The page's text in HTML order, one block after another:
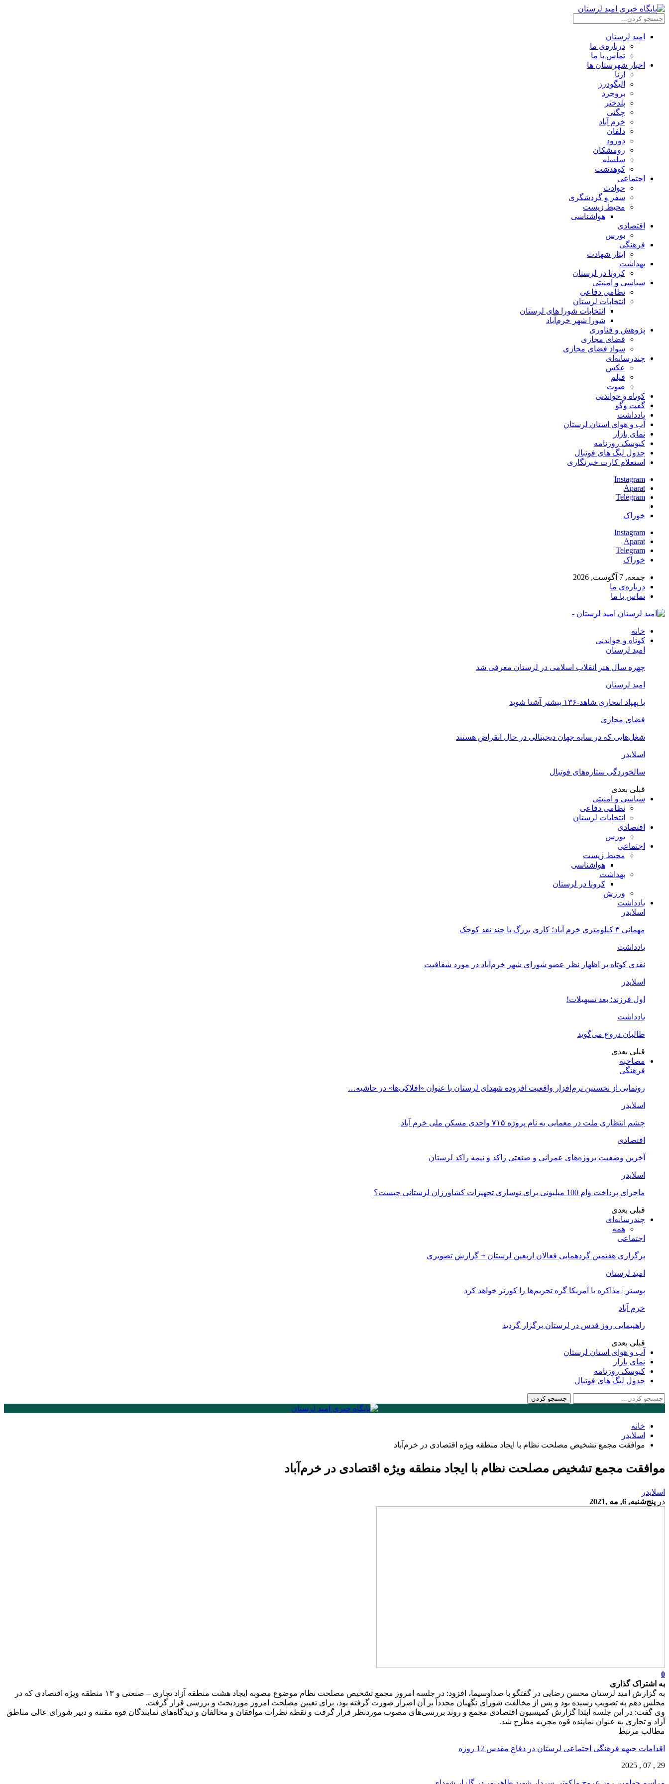
امید لرستان
درباره‌ی ما
تماس با ما
اخبار شهرستان ها
ازنا
الیگودرز
بروجرد
پلدختر
چگنی
خرم آباد
دلفان
دورود
رومشکان
سلسله
کوهدشت
اجتماعی
حوادث
سفر و گردشگری
محیط زیست
هواشناسی
اقتصادی
بورس
فرهنگی
ایثار شهادت
بهداشت
کرونا در لرستان
سیاسی و امنیتی
نظامی دفاعی
انتخابات لرستان
انتخابات شورا های لرستان
شورا شهر خرم‌آباد
پژوهش و فناوری
فضای مجازی
سواد فضای مجازی
چندرسانه‌ای
عكس
فیلم
صوت
کوتاه و خواندنی
گفت وگو
یادداشت
آب و هوای استان لرستان
نمای بازار
کیوسک روزنامه
جدول لیگ های فوتبال
استعلام کارت خبرنگاری
Instagram
Aparat
Telegram
خوراک
Instagram
Aparat
Telegram
خوراک
جمعه, 7 آگوست, 2026
درباره‌ی ما
تماس با ما
امید لرستان -
خانه
کوتاه و خواندنی
امید لرستان
چهره سال هنر انقلاب اسلامی در لرستان معرفی شد
امید لرستان
با پهپاد انتحاری شاهد-۱۳۶ بیشتر آشنا شوید
فضای مجازی
شغل‌‌هایی که در سایه جهان دیجیتالی در حال انقراض هستند
اسلایدر
سالخوردگی ستاره‌های فوتبال
قبلی بعدی
سیاسی و امنیتی
نظامی دفاعی
انتخابات لرستان
اقتصادی
بورس
اجتماعی
محیط زیست
هواشناسی
بهداشت
کرونا در لرستان
ورزش
یادداشت
اسلایدر
مهمانی ۳ کیلومتری خرم آباد؛ کاری بزرگ با چند نقد کوچک
یادداشت
نقدی کوتاه بر اظهار نظر عضو شورای شهر خرم‌آباد در مورد شفافیت
اسلایدر
اول فرزند؛ بعد تسهیلات!
یادداشت
طالبان دروغ می‌گوید
قبلی بعدی
مصاحبه
فرهنگی
رونمایی از نخستین نرم‌افزار واقعیت افزوده شهدای لرستان با عنوان «افلاکی‌ها» در حاشیه…
اسلایدر
چشم انتظاری ملت در معمایی به نام پروژه ۷۱۵ واحدی مسکن ملی خرم آباد
اقتصادی
آخرین وضعیت پروژه‌های عمرانی و صنعتی راکد و نیمه راکد لرستان
اسلایدر
ماجرای پرداخت وام 100 میلیونی برای نوسازی تجهیزات کشاورزان لرستانی چیست؟
قبلی بعدی
چندرسانه‌ای
همه
اجتماعی
برگزاری هفتمین گردهمایی فعالان اربعین لرستان + گزارش تصویری
امید لرستان
پوستر | مذاکره با آمریکا گره تحریم‌ها را کورتر خواهد کرد
خرم آباد
راهپیمایی روز قدس در لرستان برگزار گردید
قبلی بعدی
آب و هوای استان لرستان
نمای بازار
کیوسک روزنامه
جدول لیگ های فوتبال
خانه
اسلایدر
موافقت مجمع تشخیص مصلحت نظام با ایجاد منطقه ویژه اقتصادی در خرم‌آباد
موافقت مجمع تشخیص مصلحت نظام با ایجاد منطقه ویژه اقتصادی در خرم‌آباد
اسلایدر
در پنج‌شنبه, 6, مه ,2021
0
به اشتراک گذاری
به گزارش امید لرستان محسن رضایی در گفتگو با صداوسیما، افزود: در جلسه امروز مجمع تشخیص مصلحت نظام موضوع مصوبه ایجاد هشت منطقه آزاد تجاری – صنعتی و ۱۳ منطقه ویژه اقتصادی که در
مجلس دهم به تصویب رسیده بود و پس از مخالفت شورای نگهبان مجدداً بر آن اصرار صورت گرفته بود، برای تعیین مصلحت امروز موردبحث و بررسی قرار گرفت.
وی گفت: در این جلسه ابتدا گزارش کمیسیون اقتصادی مجمع و روند بررسی‌های مصوب موردنظر قرار گرفت و نقطه نظرات موافقان و مخالفان و دیدگاه‌های نمایندگان قوه مقننه و دبیر شورای عالی مناطق
آزاد و تجاری به عنوان نماینده قوه مجریه مطرح شد.
مطالب مرتبط
اقدامات جبهه فرهنگی اجتماعی لرستان در دفاع مقدس 12 روزه
29 , 07 , 2025